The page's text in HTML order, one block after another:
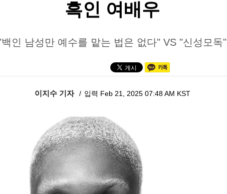
흑인 여배우
인 남성만 예수를 맡는 법은 없다" VS "신성모독"
이지수 기자 입력 Feb 21, 2025 07:48 AM KST